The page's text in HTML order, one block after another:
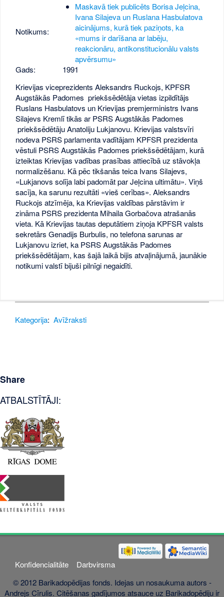
Notikums:
Maskavā tiek publicēts Borisa Jeļcina,
Ivana Silajeva un Ruslana Hasbulatova
aicinājums, kurā tiek paziņots, ka
«mums ir darīšana ar labēju,
reakcionāru, antikonstitucionālu valsts
apvērsumu»
Gads:
1991
Krievijas viceprezidents Aleksandrs Ruckojs, KPFSR
Augstākās Padomes priekšsēdētāja vietas izpildītājs
Ruslans Hasbulatovs un Krievijas premjerministrs Ivans
Silajevs Kremlī tikās ar PSRS Augstākās Padomes
priekšsēdētāju Anatoliju Lukjanovu. Krievijas valstsvīri
nodeva PSRS parlamenta vadītājam KPFSR prezidenta
vēstuli PSRS Augstākās Padomes priekšsēdētājam, kurā
izteiktas Krievijas vadības prasības attiecībā uz stāvokļa
normalizēšanu. Kā pēc tikšanās teica Ivans Silajevs,
«Lukjanovs solīja labi padomāt par Jeļcina ultimātu». Viņš
sacīja, ka sarunu rezultāti «vieš cerības». Aleksandrs
Ruckojs atzīmēja, ka Krievijas valdības pārstāvim ir
zināma PSRS prezidenta Mihaila Gorbačova atrašanās
vieta. Kā Krievijas tautas deputātiem ziņoja KPFSR valsts
sekretārs Genadijs Burbulis, no telefona sarunas ar
Lukjanovu izriet, ka PSRS Augstākās Padomes
priekšsēdētājam, kas šajā laikā bijis atvaļinājumā, jaunākie
notikumi valstī bijuši pilnīgi negaidīti.
Kategorija: Avīžraksti
Share
ATBALSTĪTĀJI:
Konfidencialitāte
Darbvirsma
© 2012 Barikadopēdijas fonds. Idejas un nosaukuma autors -
Andrejs Cīrulis. Citēšanas gadījumos atsauce uz Barikadopēdiju ir